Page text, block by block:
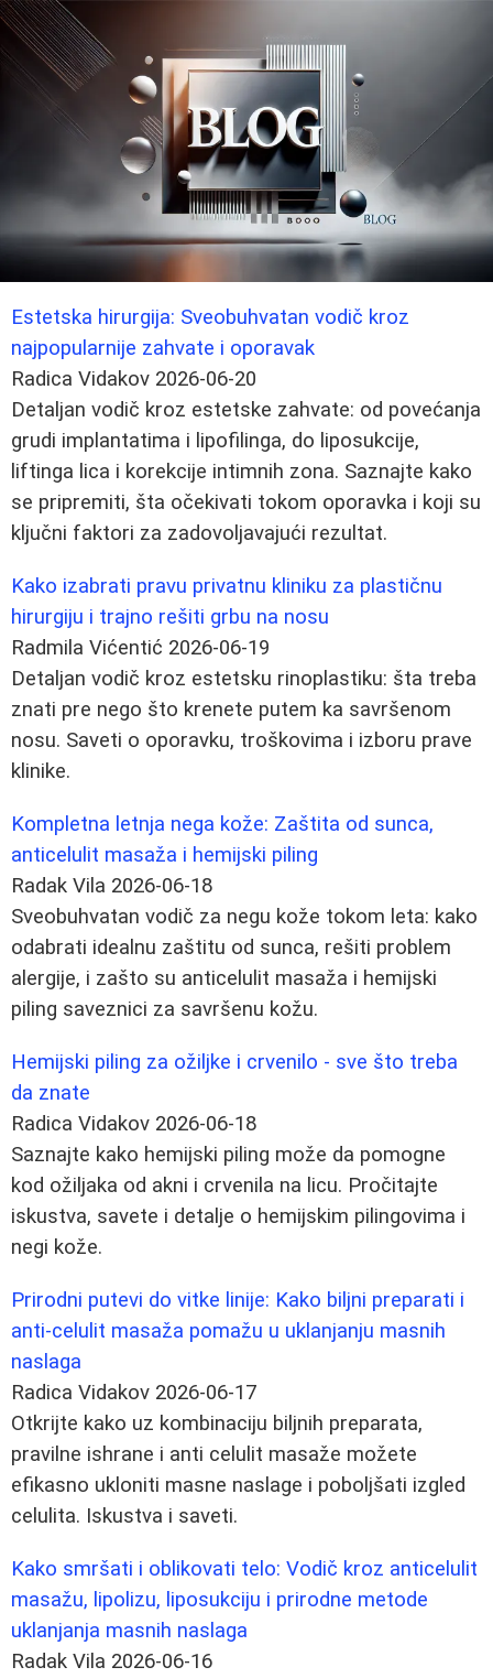
Estetska hirurgija: Sveobuhvatan vodič kroz
najpopularnije zahvate i oporavak
Radica Vidakov 2026-06-20
Detaljan vodič kroz estetske zahvate: od povećanja
grudi implantatima i lipofilinga, do liposukcije,
liftinga lica i korekcije intimnih zona. Saznajte kako
se pripremiti, šta očekivati tokom oporavka i koji su
ključni faktori za zadovoljavajući rezultat.
Kako izabrati pravu privatnu kliniku za plastičnu
hirurgiju i trajno rešiti grbu na nosu
Radmila Vićentić 2026-06-19
Detaljan vodič kroz estetsku rinoplastiku: šta treba
znati pre nego što krenete putem ka savršenom
nosu. Saveti o oporavku, troškovima i izboru prave
klinike.
Kompletna letnja nega kože: Zaštita od sunca,
anticelulit masaža i hemijski piling
Radak Vila 2026-06-18
Sveobuhvatan vodič za negu kože tokom leta: kako
odabrati idealnu zaštitu od sunca, rešiti problem
alergije, i zašto su anticelulit masaža i hemijski
piling saveznici za savršenu kožu.
Hemijski piling za ožiljke i crvenilo - sve što treba
da znate
Radica Vidakov 2026-06-18
Saznajte kako hemijski piling može da pomogne
kod ožiljaka od akni i crvenila na licu. Pročitajte
iskustva, savete i detalje o hemijskim pilingovima i
negi kože.
Prirodni putevi do vitke linije: Kako biljni preparati i
anti-celulit masaža pomažu u uklanjanju masnih
naslaga
Radica Vidakov 2026-06-17
Otkrijte kako uz kombinaciju biljnih preparata,
pravilne ishrane i anti celulit masaže možete
efikasno ukloniti masne naslage i poboljšati izgled
celulita. Iskustva i saveti.
Kako smršati i oblikovati telo: Vodič kroz anticelulit
masažu, lipolizu, liposukciju i prirodne metode
uklanjanja masnih naslaga
Radak Vila 2026-06-16